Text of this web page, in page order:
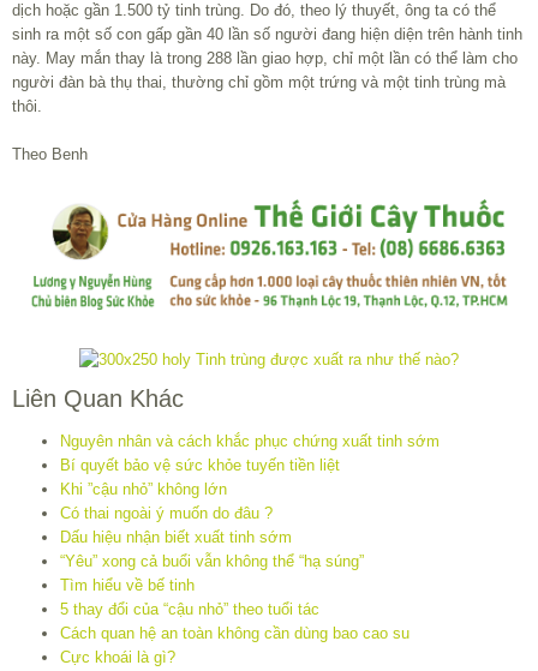
dịch hoặc gần 1.500 tỷ tinh trùng. Do đó, theo lý thuyết, ông ta có thể
sinh ra một số con gấp gần 40 lần số người đang hiện diện trên hành tinh
này. May mắn thay là trong 288 lần giao hợp, chỉ một lần có thể làm cho
người đàn bà thụ thai, thường chỉ gồm một trứng và một tinh trùng mà
thôi.
Theo Benh
Liên Quan Khác
Nguyên nhân và cách khắc phục chứng xuất tinh sớm
Bí quyết bảo vệ sức khỏe tuyến tiền liệt
Khi ”cậu nhỏ” không lớn
Có thai ngoài ý muốn do đâu ?
Dấu hiệu nhận biết xuất tinh sớm
“Yêu” xong cả buổi vẫn không thể “hạ súng”
Tìm hiểu về bế tinh
5 thay đổi của “cậu nhỏ” theo tuổi tác
Cách quan hệ an toàn không cần dùng bao cao su
Cực khoái là gì?